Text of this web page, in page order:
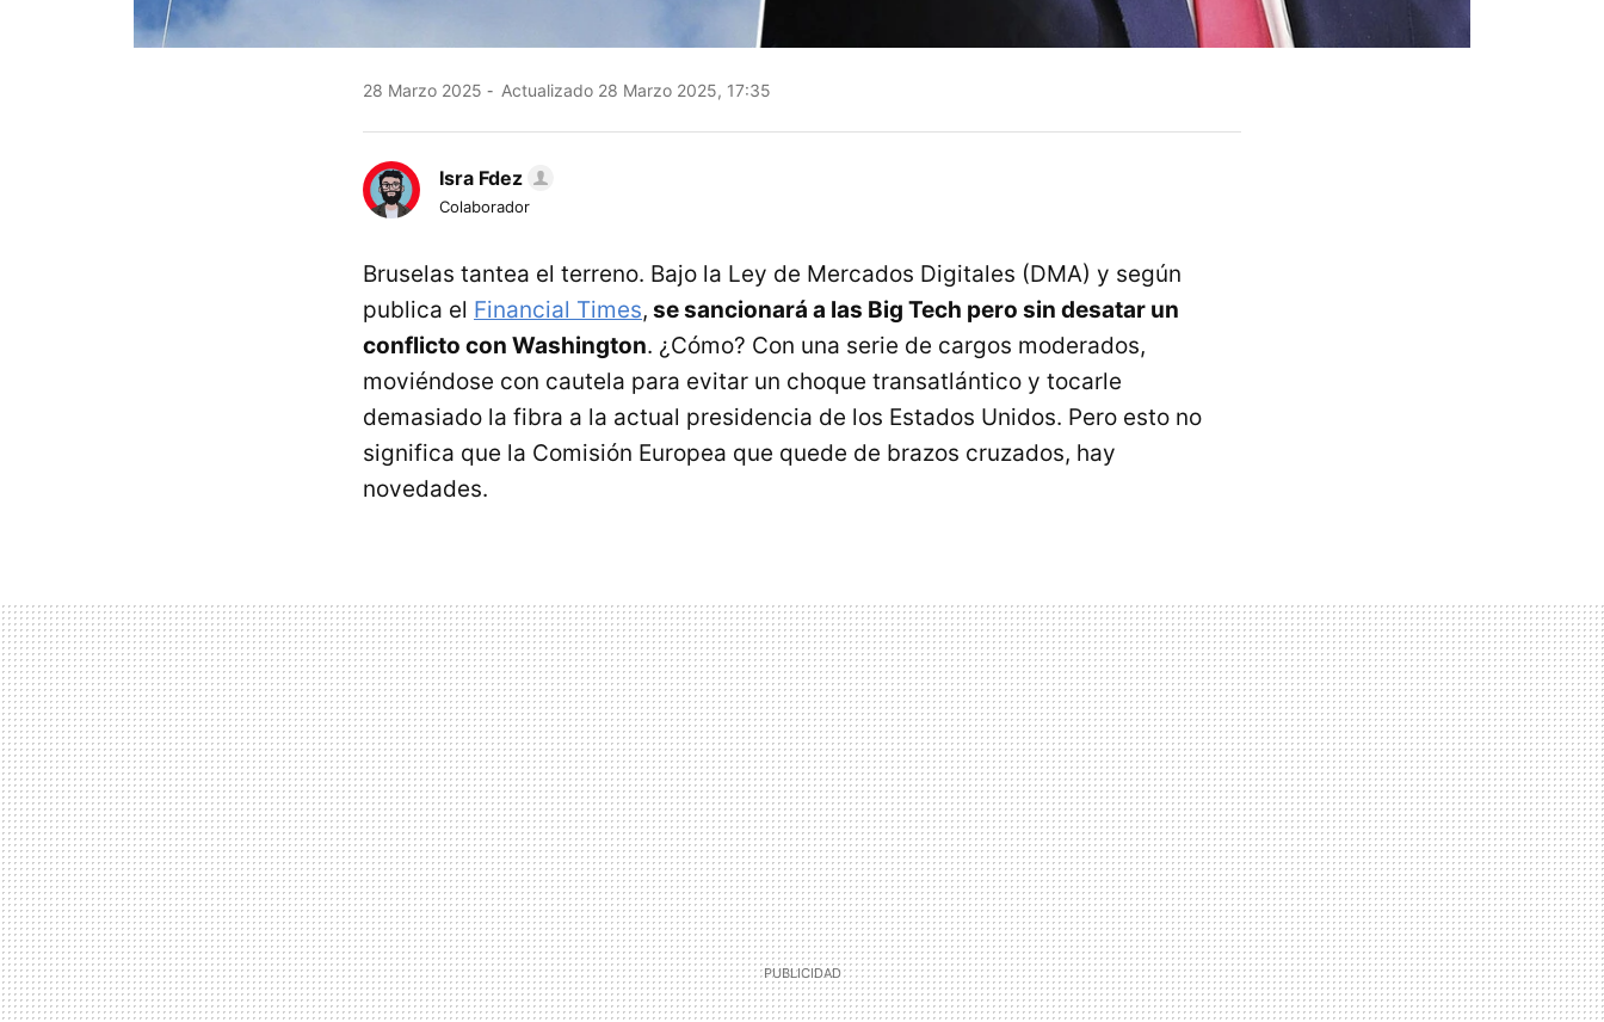
28 Marzo 2025 Actualizado 28 Marzo 2025, 17:35
Isra Fdez
Colaborador
Bruselas tantea el terreno. Bajo la Ley de Mercados Digitales (DMA) y según
publica el Financial Times, se sancionará a las Big Tech pero sin desatar un
conflicto con Washington. ¿Cómo? Con una serie de cargos moderados,
moviéndose con cautela para evitar un choque transatlántico y tocarle
demasiado la fibra a la actual presidencia de los Estados Unidos. Pero esto no
significa que la Comisión Europea que quede de brazos cruzados, hay
novedades.